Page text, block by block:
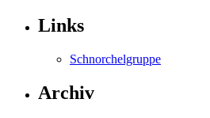
Links
Schnorchelgruppe
Archiv